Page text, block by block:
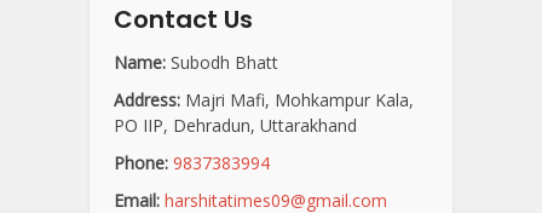
Contact Us
Name: Subodh Bhatt
Address: Majri Mafi, Mohkampur Kala,
PO IIP, Dehradun, Uttarakhand
Phone: 9837383994
Email: harshitatimes09@gmail.com